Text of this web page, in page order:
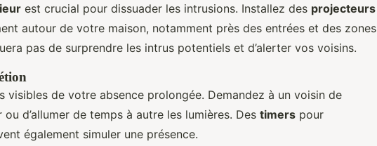
est crucial pour dissuader les intrusions. Installez des projecteurs
autour de votre maison, notamment près des entrées et des zones
pas de surprendre les intrus potentiels et d’alerter vos voisins.
visibles de votre absence prolongée. Demandez à un voisin de
d’allumer de temps à autre les lumières. Des timers pour
également simuler une présence.